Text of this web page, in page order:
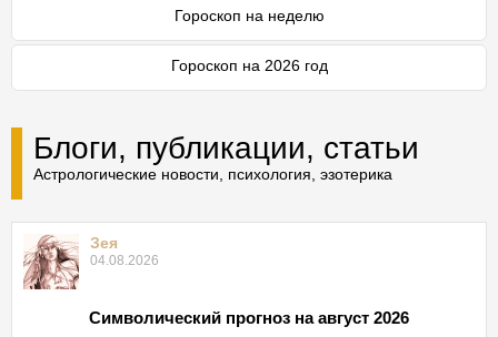
Гороскоп на неделю
Гороскоп на 2026 год
Блоги, публикации, статьи
Астрологические новости, психология, эзотерика
Зея
04.08.2026
Символический прогноз на август 2026